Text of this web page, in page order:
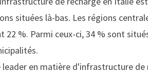
situées là-bas. Les régions
22 %. Parmi ceux-ci, 34 % sont
en matière d'infrastructure de